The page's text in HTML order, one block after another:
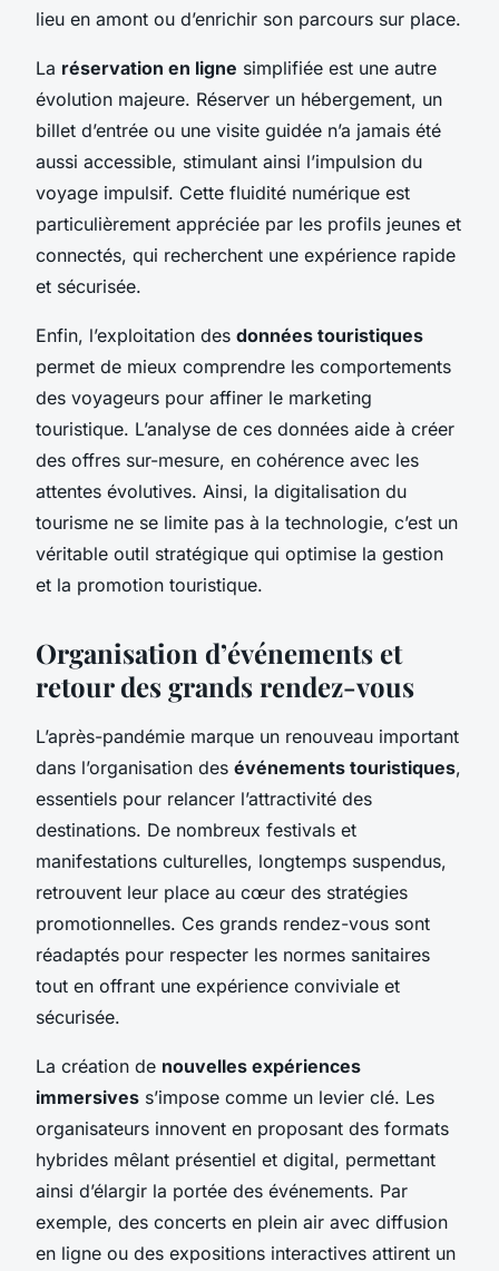
lieu en amont ou d’enrichir son parcours sur place.
La réservation en ligne simplifiée est une autre
évolution majeure. Réserver un hébergement, un
billet d’entrée ou une visite guidée n’a jamais été
aussi accessible, stimulant ainsi l’impulsion du
voyage impulsif. Cette fluidité numérique est
particulièrement appréciée par les profils jeunes et
connectés, qui recherchent une expérience rapide
et sécurisée.
Enfin, l’exploitation des données touristiques
permet de mieux comprendre les comportements
des voyageurs pour affiner le marketing
touristique. L’analyse de ces données aide à créer
des offres sur-mesure, en cohérence avec les
attentes évolutives. Ainsi, la digitalisation du
tourisme ne se limite pas à la technologie, c’est un
véritable outil stratégique qui optimise la gestion
et la promotion touristique.
Organisation d’événements et
retour des grands rendez-vous
L’après-pandémie marque un renouveau important
dans l’organisation des événements touristiques,
essentiels pour relancer l’attractivité des
destinations. De nombreux festivals et
manifestations culturelles, longtemps suspendus,
retrouvent leur place au cœur des stratégies
promotionnelles. Ces grands rendez-vous sont
réadaptés pour respecter les normes sanitaires
tout en offrant une expérience conviviale et
sécurisée.
La création de nouvelles expériences
immersives s’impose comme un levier clé. Les
organisateurs innovent en proposant des formats
hybrides mêlant présentiel et digital, permettant
ainsi d’élargir la portée des événements. Par
exemple, des concerts en plein air avec diffusion
en ligne ou des expositions interactives attirent un